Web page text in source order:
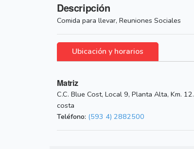
Descripción
Comida para llevar, Reuniones Sociales
Ubicación y horarios
Matriz
C.C. Blue Cost, Local 9, Planta Alta, Km.
costa
Teléfono: (593 4) 2882500